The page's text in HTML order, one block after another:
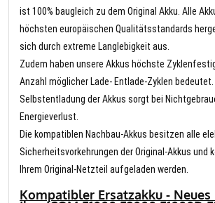
ist 100% baugleich zu dem Original Akku. Alle
höchsten europäischen Qualitätsstandards
sich durch extreme Langlebigkeit aus.
Zudem haben unsere Akkus höchste
Anzahl möglicher Lade- Entlade-Zyklen bedeutet.
Selbstentladung der Akkus sorgt bei
Energieverlust.
Die kompatiblen Nachbau-Akkus besitzen alle
Sicherheitsvorkehrungen der Original-Akkus und
Ihrem Original-Netzteil aufgeladen werden.
Kompatibler Ersatzakku - Neues